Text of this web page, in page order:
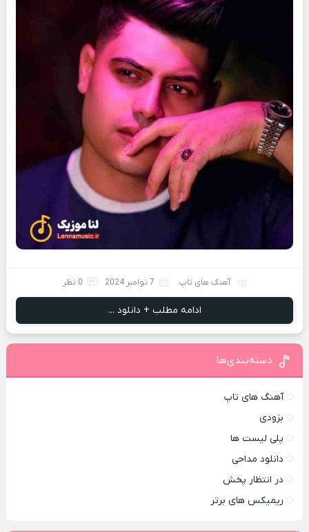
آهنگ های تاپ 7 نوامبر 2024 0 نظر
ادامه مطلب + دانلود ...
دسته‌بندی‌ها
آهنگ های تاپ
بزودی
پلی لیست ها
دانلود مداحی
در انتظار پخش
ریمیکس های برتر